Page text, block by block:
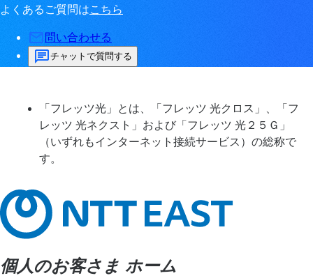
よくあるご質問はこちら
問い合わせる
チャットで質問する
「フレッツ光」とは、「フレッツ 光クロス」、「フ
レッツ 光ネクスト」および「フレッツ 光２５Ｇ」
（いずれもインターネット接続サービス）の総称で
す。
個人のお客さま ホーム